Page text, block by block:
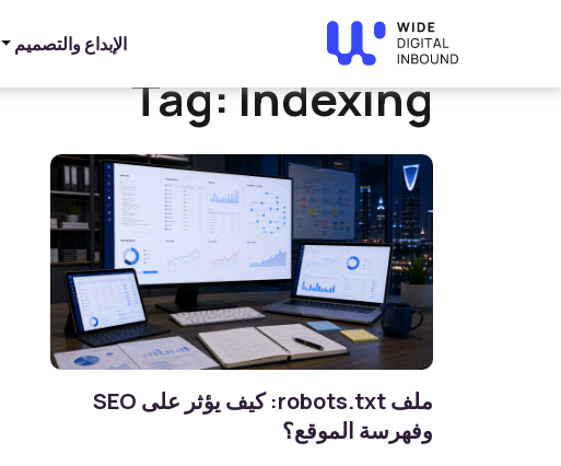
الإبداع والتصميم
Home » Indexing
Tag:Indexing
ملف robots.txt: كيف يؤثر على SEO
وفهرسة الموقع؟